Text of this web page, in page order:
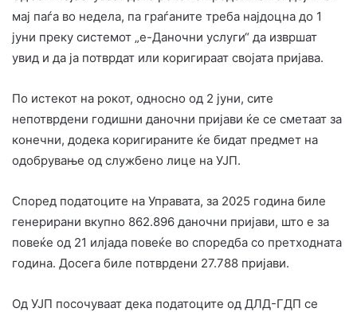
мај паѓа во недела, па граѓаните треба најдоцна до 1
јуни преку системот „е-Даночни услуги“ да извршат
увид и да ја потврдат или коригираат својата пријава.
По истекот на рокот, односно од 2 јуни, сите
непотврдени годишни даночни пријави ќе се сметаат за
конечни, додека коригираните ќе бидат предмет на
одобрување од службено лице на УЈП.
Според податоците на Управата, за 2025 година биле
генерирани вкупно 862.896 даночни пријави, што е за
повеќе од 21 илјада повеќе во споредба со претходната
година. Досега биле потврдени 27.788 пријави.
Од УЈП посочуваат дека податоците од ДЛД-ГДП се